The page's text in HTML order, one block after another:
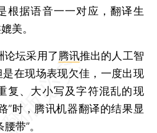
根据语音一一对应，翻译生
美。
坛采用了腾讯推出的人工智
在现场表现欠佳，一度出现
复、大小写及字符混乱的现
”时，腾讯机器翻译的结果显
带”。